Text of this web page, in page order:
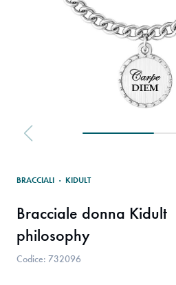
BRACCIALI · KIDULT
Bracciale donna Kidult
philosophy
Codice: 732096